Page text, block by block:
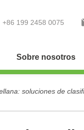
+86 199 2458 0075
Sobre nosotros
soluciones de